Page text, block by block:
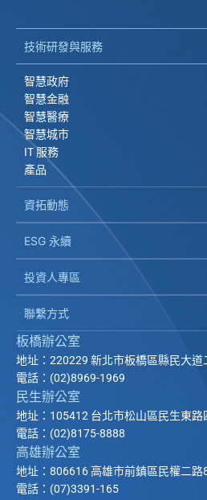
技術研發與服務
智慧政府
智慧金融
智慧醫療
智慧城市
IT 服務
產品
資拓動態
ESG 永續
投資人專區
聯繫方式
板橋辦公室
地址：220229 新北市板橋區縣民大道
電話：(02)8969-1969
民生辦公室
地址：105412 台北市松山區民生東
電話：(02)8175-8888
高雄辦公室
地址：806616 高雄市前鎮區民權二路
電話：(07)3391-165